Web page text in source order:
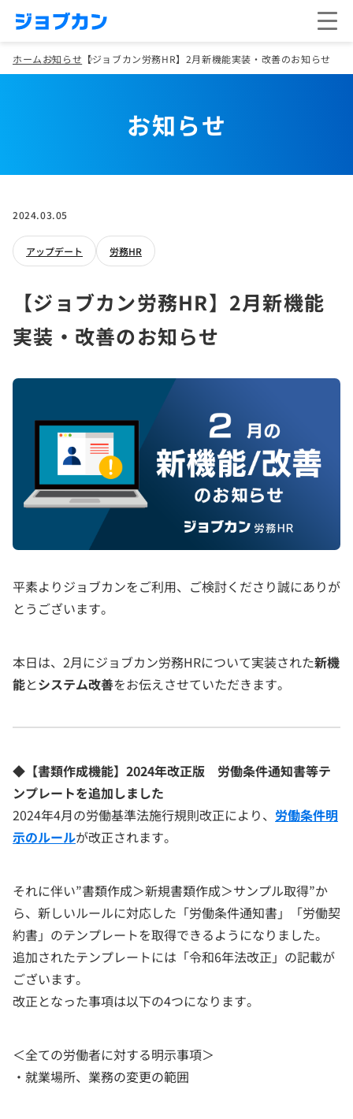
ホームお知らせ 【ジョブカン労務HR】2月新機能実装・改善のお知らせ
お知らせ
2024.03.05
アップデート 労務HR
【ジョブカン労務HR】2月新機能
実装・改善のお知らせ
平素よりジョブカンをご利用、ご検討くださり誠にありが
とうございます。
本日は、2月にジョブカン労務HRについて実装された新機
能とシステム改善をお伝えさせていただきます。
◆【書類作成機能】2024年改正版 労働条件通知書等テ
ンプレートを追加しました
2024年4月の労働基準法施行規則改正により、 労働条件明
示のルールが改正されます。
それに伴い”書類作成＞新規書類作成＞サンプル取得”か
ら、新しいルールに対応した「労働条件通知書」「労働契
約書」のテンプレートを取得できるようになりました。
追加されたテンプレートには「令和6年法改正」の記載が
ございます。
改正となった事項は以下の4つになります。
＜全ての労働者に対する明示事項＞
・就業場所、業務の変更の範囲